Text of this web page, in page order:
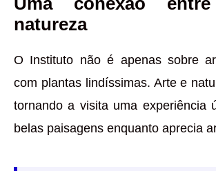
natureza
O Instituto não é apenas sobre
com plantas lindíssimas. Arte e
tornando a visita uma experiência
belas paisagens enquanto aprecia